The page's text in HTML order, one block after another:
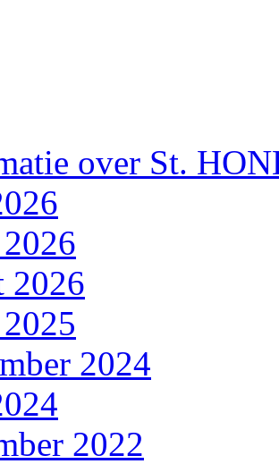
over St.
2026
2024
2022